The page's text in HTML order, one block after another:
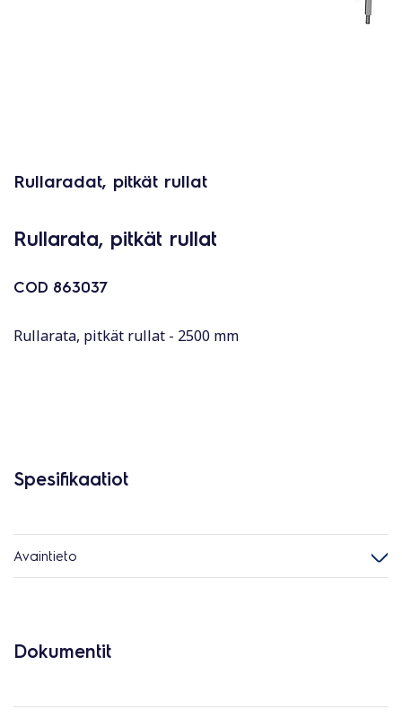
Rullaradat, pitkät rullat
Rullarata, pitkät rullat
COD 863037
Rullarata, pitkät rullat - 2500 mm
Spesifikaatiot
Avaintieto
Dokumentit